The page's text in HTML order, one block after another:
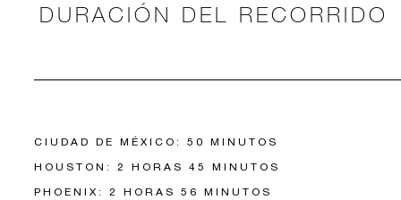
DURACIÓN DEL RECORRIDO
CIUDAD DE MÉXICO: 50 MINUTOS
HOUSTON: 2 HORAS 45 MINUTOS
PHOENIX: 2 HORAS 56 MINUTOS